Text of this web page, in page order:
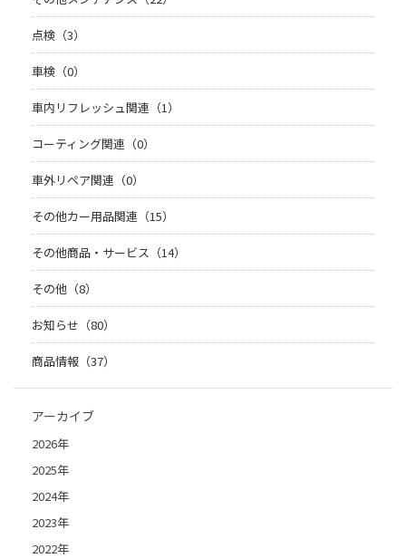
点検（3）
車検（0）
車内リフレッシュ関連（1）
コーティング関連（0）
車外リペア関連（0）
その他カー用品関連（15）
その他商品・サービス（14）
その他（8）
お知らせ（80）
商品情報（37）
アーカイブ
2026年
2025年
2024年
2023年
2022年